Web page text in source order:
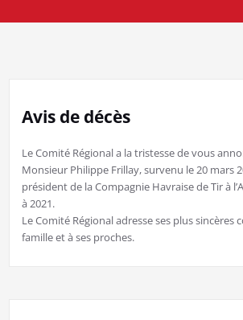
Avis de décès
Le Comité Régional a la tristesse de vous
Monsieur Philippe Frillay, survenu le 20 mars
président de la Compagnie Havraise de Tir à
à 2021.
Le Comité Régional adresse ses plus sincères
famille et à ses proches.